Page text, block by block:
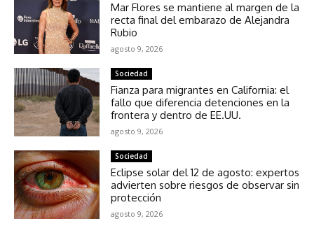
Mar Flores se mantiene al margen de la
recta final del embarazo de Alejandra
Rubio
agosto 9, 2026
Sociedad
Fianza para migrantes en California: el
fallo que diferencia detenciones en la
frontera y dentro de EE.UU.
agosto 9, 2026
Sociedad
Eclipse solar del 12 de agosto: expertos
advierten sobre riesgos de observar sin
protección
agosto 9, 2026